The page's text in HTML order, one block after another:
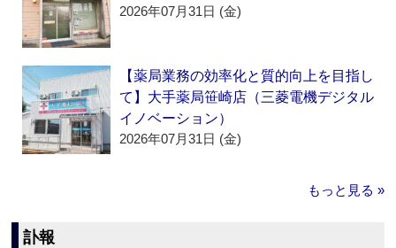
2026年07月31日 (金)
【薬局業務の効率化と質的向上を目指し
て】大手薬局笹崎店（三菱電機デジタル
イノベーション）
2026年07月31日 (金)
もっと見る »
訃報